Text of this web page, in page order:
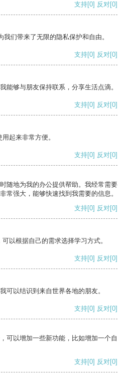
支持[0] 反对[0]
们带来了无限的隐私保护和自由。
支持[0] 反对[0]
能够与朋友保持联系，分享生活点滴。
支持[0] 反对[0]
起来非常方便。
支持[0] 反对[0]
随地为我的办公提供帮助。我经常需要
常强大，能够快速找到我需要的信息。
支持[0] 反对[0]
以根据自己的需求选择学习方式。
支持[0] 反对[0]
可以结识到来自世界各地的朋友。
支持[0] 反对[0]
可以增加一些新功能，比如增加一个自
支持[0] 反对[0]